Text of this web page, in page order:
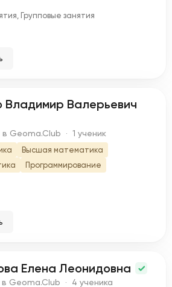
Групповые занятия
Владимир Валерьевич
в Geoma.Club · 1 ученик
Высшая математика
Программирование
Елена Леонидовна
Geoma.Club · 4 ученика